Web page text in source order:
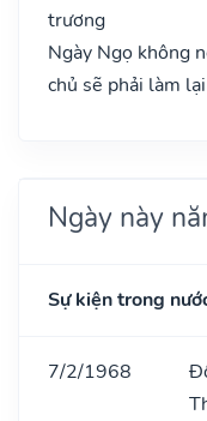
trương
Ngày Ngọ không
chủ sẽ phải làm lại
Ngày này
Sự kiện trong
7/2/1968